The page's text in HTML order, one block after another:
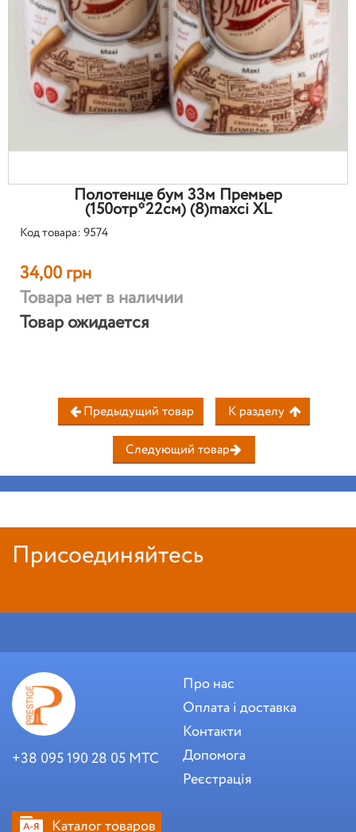
Полотенце бум 33м Премьер
(150отр*22см) (8)maxci XL
Код товара: 9574
34,00 грн
Товара нет в наличии
Товар ожидается
Предыдущий товар К разделу
Следующий товар
Присоединяйтесь
+38 095 190 28 05 МТС
Про нас
Оплата і доставка
Контакти
Допомога
Реєстрація
Каталог товаров